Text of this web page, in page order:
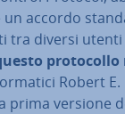
un accordo
tra diversi
pro­to­col­lo
Robert E.
prima versione